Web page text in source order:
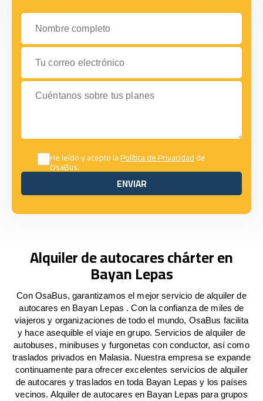
Nombre completo
Tu correo electrónico
Cuéntanos sobre tus planes
He leído y acepto laPolítica de Privacidadde
OsaBus.
ENVIAR
ENVIAR
Alquiler de autocares chárter en
Bayan Lepas
Con OsaBus, garantizamos el mejor servicio de alquiler de
autocares en Bayan Lepas . Con la confianza de miles de
viajeros y organizaciones de todo el mundo, OsaBus facilita
y hace asequible el viaje en grupo. Servicios de alquiler de
autobuses, minibuses y furgonetas con conductor, así como
traslados privados en Malasia. Nuestra empresa se expande
continuamente para ofrecer excelentes servicios de alquiler
de autocares y traslados en toda Bayan Lepas y los países
vecinos. Alquiler de autocares en Bayan Lepas para grupos